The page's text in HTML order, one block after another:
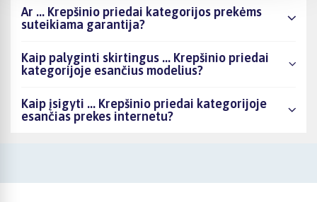
Ar ... Krepšinio priedai kategorijos prekėms
suteikiama garantija?
Kaip palyginti skirtingus ... Krepšinio priedai
kategorijoje esančius modelius?
Kaip įsigyti ... Krepšinio priedai kategorijoje
esančias prekes internetu?